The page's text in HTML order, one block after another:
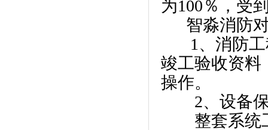
为100％，受
智淼消防对
1、消防工
竣工验收资料
操作。
2、设备保
整套系统工